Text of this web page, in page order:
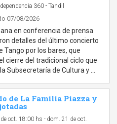
360 - Tandil
07/08/2026
en conferencia de prensa
detalles del último concierto
Tango por los bares, que
cierre del tradicional ciclo que
Subsecretaría de Cultura y …
de La Familia Piazza y
oct. 18:00 hs - dom. 21 de oct.